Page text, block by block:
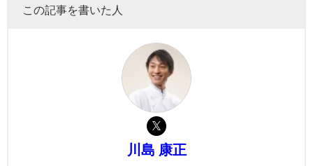
この記事を書いた人
川島 康正